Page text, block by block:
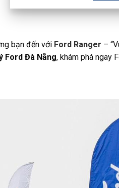
bạn đến với Ford Ranger –
Ford Đà Nẵng, khám phá ngay